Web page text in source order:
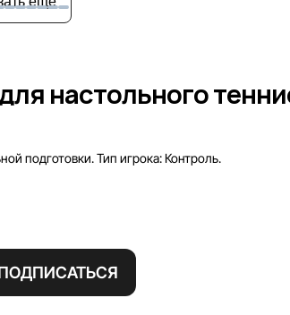
настольного
подготовки. Тип игрока: Контроль.